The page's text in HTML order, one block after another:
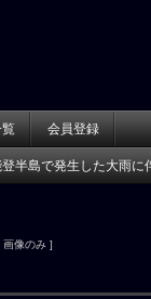
会員登録
半島で発生した大雨に
像のみ ]